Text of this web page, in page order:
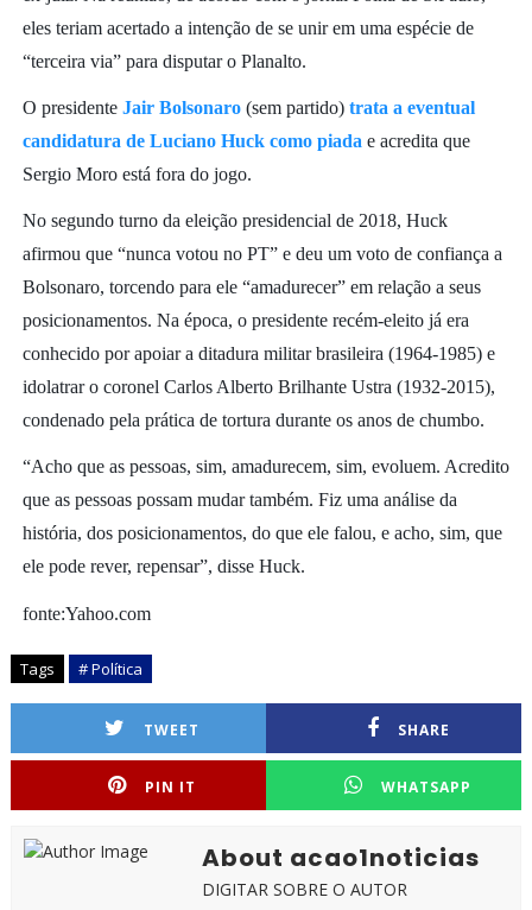
eles teriam acertado a intenção de se unir em uma espécie de
“terceira via” para disputar o Planalto.
O presidente Jair Bolsonaro(sem partido) trata a eventual
candidatura de Luciano Huck como piada e acredita que
Sergio Moro está fora do jogo.
No segundo turno da eleição presidencial de 2018, Huck
afirmou que “nunca votou no PT” e deu um voto de confiança a
Bolsonaro, torcendo para ele “amadurecer” em relação a seus
posicionamentos. Na época, o presidente recém-eleito já era
conhecido por apoiar a ditadura militar brasileira (1964-1985) e
idolatrar o coronel Carlos Alberto Brilhante Ustra (1932-2015),
condenado pela prática de tortura durante os anos de chumbo.
“Acho que as pessoas, sim, amadurecem, sim, evoluem. Acredito
que as pessoas possam mudar também. Fiz uma análise da
história, dos posicionamentos, do que ele falou, e acho, sim, que
ele pode rever, repensar”, disse Huck.
fonte:Yahoo.com
Tags # Política
TWEET SHARE
PIN IT WHATSAPP
About acao1noticias
DIGITAR SOBRE O AUTOR